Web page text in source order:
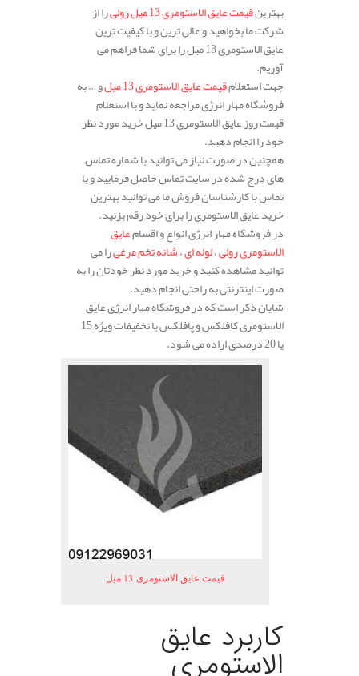
بهترینقیمت عایق الاستومری 13 میل رولی
را از
شرکت ما بخواهید و عالی ترین و با کیفیت ترین
عایق الاستومری 13 میل را برای شما فراهم می
آوریم.
جهت استعلامقیمت عایق الاستومری 13 میل
و … به
فروشگاه مهار انرژی مراجعه نماید و با استعلام
قیمت روز عایق الاستومری 13 میل خرید مورد نظر
خود را انجام دهید.
همچنین در صورت نیاز می توانید با شماره تماس
های درج شده در سایت تماس حاصل فرمایید و با
تماس با کارشناسان فروش ما می توانید بهترین
خرید عایق الاستومری را برای خود رقم بزنید.
در فروشگاه مهار انرژی انواع و اقسامعایق
الاستومری رولی،لوله ای،شانه تخم مرغیرا می
توانید مشاهده کنید و خرید مورد نظر خودتان را به
صورت اینترنتی به راحتی انجام دهید.
شایان ذکر است که در فروشگاه مهار انرژی عایق
الاستومری کافلکس و پافلکس با تخفیفات ویژه 15
یا 20 درصدی اراده می شود.
قیمت عایق الاستومری 13 میل
کاربرد عایق
الاستومری